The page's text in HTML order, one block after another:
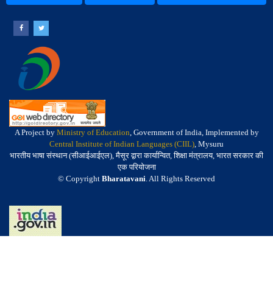
A Project by Ministry of Education, Government of India, Implemented by
Central Institute of Indian Languages (CIIL), Mysuru
भारतीय भाषा संस्थान (सीआईआईएल), मैसूर द्वारा कार्यान्वित, शिक्षा मंत्रालय, भारत सरकार की
एक परियोजना
© Copyright Bharatavani. All Rights Reserved